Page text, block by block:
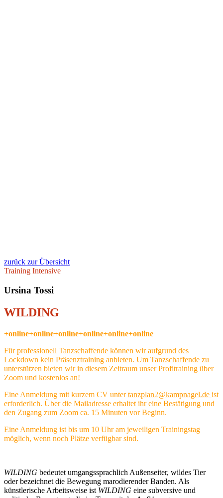
zurück zur Übersicht
Training Intensive
Ursina Tossi
WILDING
+online+online+online+online+online+online
Für professionell Tanzschaffende können wir aufgrund des
Lockdown kein Präsenztraining anbieten. Um Tanzschaffende zu
unterstützen bieten wir in diesem Zeitraum unser Profitraining über
Zoom und kostenlos an!
Eine Anmeldung mit kurzem CV untertanzplan2@kampnagel.de ist
erforderlich. Über die Mailadresse erhaltet ihr eine Bestätigung und
den Zugang zum Zoom ca. 15 Minuten vor Beginn.
Eine Anmeldung ist bis um 10 Uhr am jeweiligen Trainingstag
möglich, wenn noch Plätze verfügbar sind.
WILDING bedeutet umgangssprachlich Außenseiter, wildes Tier
oder bezeichnet die Bewegung marodierender Banden. Als
künstlerische Arbeitsweise ist WILDING eine subversive und